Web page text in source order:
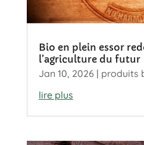
Bio en plein essor
l’agriculture du futur
Jan 10, 2026 | produits
lire plus